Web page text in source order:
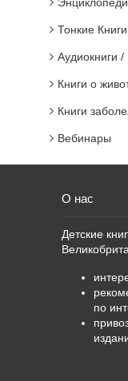
Тонкие Книги
Аудиокниги
Книги о
Книги
Вебинары
О нас
Детские
по